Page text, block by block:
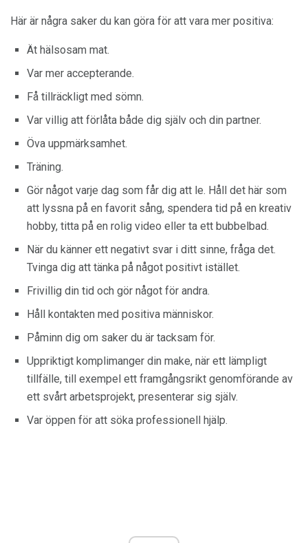
Här är några saker du kan göra för att vara mer positiva:
Ät hälsosam mat.
Var mer accepterande.
Få tillräckligt med sömn.
Var villig att förlåta både dig själv och din partner.
Öva uppmärksamhet.
Träning.
Gör något varje dag som får dig att le. Håll det här som
att lyssna på en favorit sång, spendera tid på en kreativ
hobby, titta på en rolig video eller ta ett bubbelbad.
När du känner ett negativt svar i ditt sinne, fråga det.
Tvinga dig att tänka på något positivt istället.
Frivillig din tid och gör något för andra.
Håll kontakten med positiva människor.
Påminn dig om saker du är tacksam för.
Uppriktigt komplimanger din make, när ett lämpligt
tillfälle, till exempel ett framgångsrikt genomförande av
ett svårt arbetsprojekt, presenterar sig själv.
Var öppen för att söka professionell hjälp.